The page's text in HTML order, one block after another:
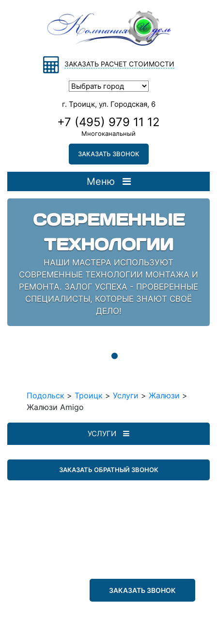
ЗАКАЗАТЬ РАСЧЕТ СТОИМОСТИ
г. Троицк, ул. Городская, 6
+7 (495) 979 11 12
Многоканальный
ЗАКАЗАТЬ ЗВОНОК
Меню
СОВРЕМЕННЫЕ
ТЕХНОЛОГИИ
НАШИ МАСТЕРА ИСПОЛЬЗУЮТ
СОВРЕМЕННЫЕ ТЕХНОЛОГИИ МОНТАЖА И
РЕМОНТА. ЗАЛОГ УСПЕХА - ПРОВЕРЕННЫЕ
СПЕЦИАЛИСТЫ, КОТОРЫЕ ЗНАЮТ СВОЁ
ДЕЛО!
Подольск > Троицк > Услуги > Жалюзи >
Жалюзи Amigo
УСЛУГИ
ЗАКАЗАТЬ ОБРАТНЫЙ ЗВОНОК
ЗАКАЗАТЬ ЗВОНОК